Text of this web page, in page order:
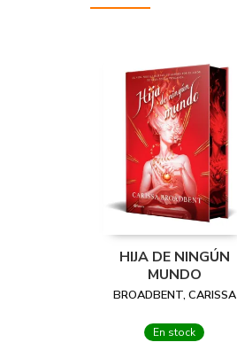
HIJA DE NINGÚN
MUNDO
BROADBENT, CARISSA
En stock